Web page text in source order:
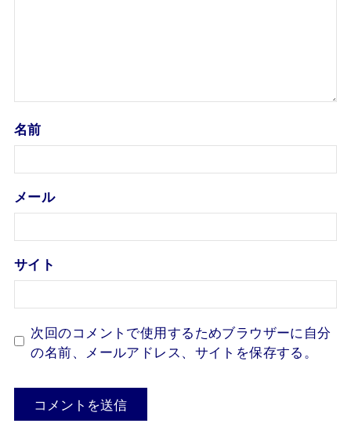
名前
メール
サイト
次回のコメントで使用するためブラウザーに自分
の名前、メールアドレス、サイトを保存する。